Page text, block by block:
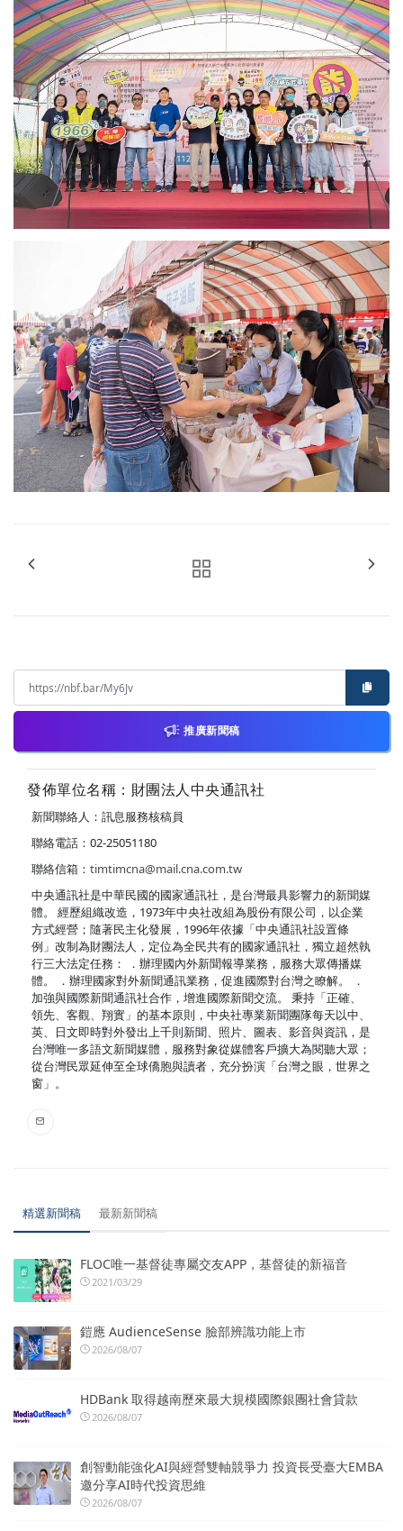
推廣新聞稿
發佈單位名稱：財團法人中央通訊社
新聞聯絡人：訊息服務核稿員
聯絡電話：02-25051180
聯絡信箱： timtimcna@mail.cna.com.tw
中央通訊社是中華民國的國家通訊社，是台灣最具影響力的新聞媒
體。 經歷組織改造，1973年中央社改組為股份有限公司，以企業
方式經營；隨著民主化發展，1996年依據「中央通訊社設置條
例」改制為財團法人，定位為全民共有的國家通訊社，獨立超然執
行三大法定任務： ．辦理國內外新聞報導業務，服務大眾傳播媒
體。 ．辦理國家對外新聞通訊業務，促進國際對台灣之瞭解。 ．
加強與國際新聞通訊社合作，增進國際新聞交流。 秉持「正確、
領先、客觀、翔實」的基本原則，中央社專業新聞團隊每天以中、
英、日文即時對外發出上千則新聞、照片、圖表、影音與資訊，是
台灣唯一多語文新聞媒體，服務對象從媒體客戶擴大為閱聽大眾；
從台灣民眾延伸至全球僑胞與讀者，充分扮演「台灣之眼，世界之
窗」。
精選新聞稿 最新新聞稿
FLOC唯一基督徒專屬交友APP，基督徒的新福音
2021/03/29
鎧應 AudienceSense 臉部辨識功能上市
2026/08/07
HDBank 取得越南歷來最大規模國際銀團社會貸款
2026/08/07
創智動能強化AI與經營雙軸競爭力 投資長受臺大EMBA
邀分享AI時代投資思維
2026/08/07